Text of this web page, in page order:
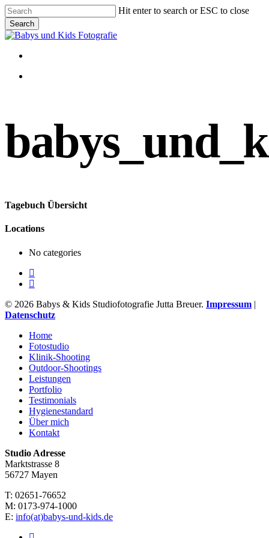
Skip
to
main
content
Hit enter to search or ESC to close
Search
Close
Menu
Tagebuch Übersicht
Locations
No categories
facebook
instagram
© 2026 Babys & Kids Studiofotografie Jutta Breuer. Impressum |
Datenschutz
Close
Menu
Home
Fotostudio
Klinik-Shooting
Outdoor-Shootings
Leistungen
Portfolio
Testimonials
Hygienestandard
Über mich
Kontakt
Studio Adresse
Marktstrasse 8
56727 Mayen
T: 02651-76652
M: 0173-974-1000
E: info(at)babys-und-kids.de